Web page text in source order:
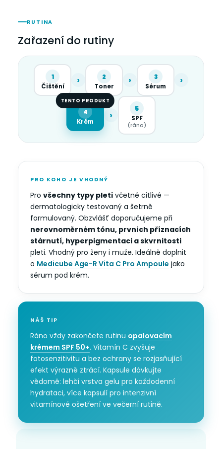
RUTINA
Zařazení do rutiny
1
Čištění
› 2
Toner
› 3
Sérum
›
4
Krém
TENTO PRODUKT
›
5
SPF
(ráno)
PRO KOHO JE VHODNÝ
Pro všechny typy pleti včetně citlivé —
dermatologicky testovaný a šetrně
formulovaný. Obzvlášť doporučujeme při
nerovnoměrném tónu, prvních příznacích
stárnutí, hyperpigmentaci a skvrnitosti
pleti. Vhodný pro ženy i muže. Ideálně doplnit
o Medicube Age-R Vita C Pro Ampoule jako
sérum pod krém.
NÁŠ TIP
Ráno vždy zakončete rutinu opalovacím
krémem SPF 50+. Vitamín C zvyšuje
fotosenzitivitu a bez ochrany se rozjasňující
efekt výrazně ztrácí. Kapsule dávkujte
vědomě: lehčí vrstva gelu pro každodenní
hydrataci, více kapsulí pro intenzivní
vitamínové ošetření ve večerní rutině.